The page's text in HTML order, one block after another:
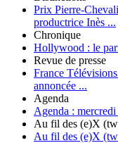
Prix Pierre-
productrice Inès ...
Chronique
Hollywood : le
Revue de presse
France
annoncée ...
Agenda
Agenda :
Au fil des (e)X
Au fil des (e)X